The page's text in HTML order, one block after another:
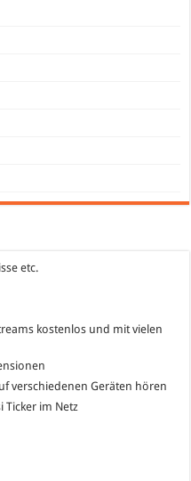
etc.
kostenlos und mit vielen
verschiedenen Geräten hören
Ticker im Netz